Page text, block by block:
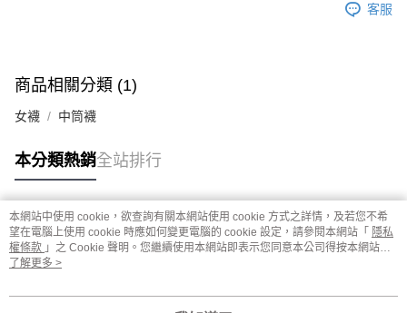
客服
商品相關分類 (1)
女襪 中筒襪
本分類熱銷全站排行
熱門標籤
本網站中使用 cookie，欲查詢有關本網站使用 cookie 方式之詳情，及若您不希
望在電腦上使用 cookie 時應如何變更電腦的 cookie 設定，請參閱本網站「 隱私
權條款 」之 Cookie 聲明。您繼續使用本網站即表示您同意本公司得按本網站使
用條款之 Cookie 聲明使用 cookie。
了解更多 >